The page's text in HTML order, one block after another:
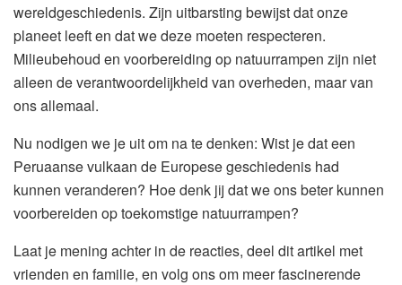
wereldgeschiedenis. Zijn uitbarsting bewijst dat onze
planeet leeft en dat we deze moeten respecteren.
Milieubehoud en voorbereiding op natuurrampen zijn niet
alleen de verantwoordelijkheid van overheden, maar van
ons allemaal.
Nu nodigen we je uit om na te denken: Wist je dat een
Peruaanse vulkaan de Europese geschiedenis had
kunnen veranderen? Hoe denk jij dat we ons beter kunnen
voorbereiden op toekomstige natuurrampen?
Laat je mening achter in de reacties, deel dit artikel met
vrienden en familie, en volg ons om meer fascinerende